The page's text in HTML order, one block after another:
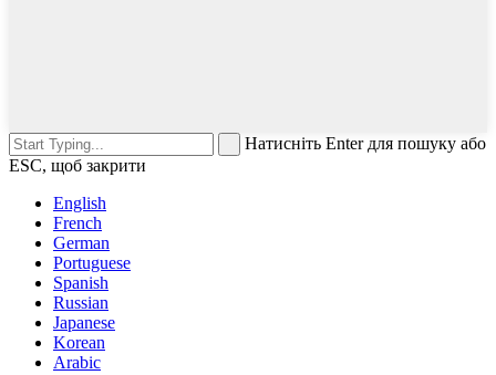
Натисніть Enter для пошуку або
ESC, щоб закрити
English
French
German
Portuguese
Spanish
Russian
Japanese
Korean
Arabic